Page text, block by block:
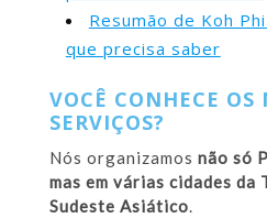
Resumão de Koh
que precisa saber
VOCÊ CONHECE OS
SERVIÇOS?
Nós organizamos não só
mas em várias cidades da
Sudeste Asiático.